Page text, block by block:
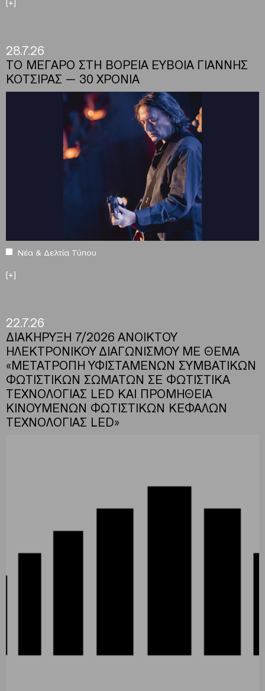
[+]
28.7.26
ΤΟ ΜΕΓΑΡΟ ΣΤΗ ΒΟΡΕΙΑ ΕΥΒΟΙΑ ΓΙΑΝΝΗΣ
ΚΟΤΣΙΡΑΣ — 30 ΧΡΟΝΙΑ
Νέα & Δελτία Τύπου
[+]
22.7.26
ΔΙΑΚΗΡΥΞΗ 7/2026 ΑΝΟΙΚΤΟΥ
ΗΛΕΚΤΡΟΝΙΚΟΥ ΔΙΑΓΩΝΙΣΜΟΥ ΜΕ ΘΕΜΑ
«ΜΕΤΑΤΡΟΠΗ ΥΦΙΣΤΑΜΕΝΩΝ ΣΥΜΒΑΤΙΚΩΝ
ΦΩΤΙΣΤΙΚΩΝ ΣΩΜΑΤΩΝ ΣΕ ΦΩΤΙΣΤΙΚΑ
ΤΕΧΝΟΛΟΓΙΑΣ LED ΚΑΙ ΠΡΟΜΗΘΕΙΑ
ΚΙΝΟΥΜΕΝΩΝ ΦΩΤΙΣΤΙΚΩΝ ΚΕΦΑΛΩΝ
ΤΕΧΝΟΛΟΓΙΑΣ LED»